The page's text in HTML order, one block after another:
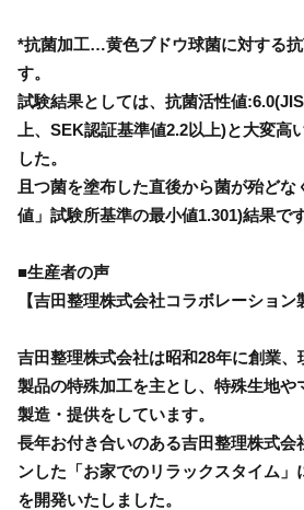
*抗菌加工…黄色ブドウ球菌に対する
す。
試験結果としては、抗菌活性値
上、SEK認証基準値2.2以上)と大変高
した。
且つ菌を塗布した直後から菌が殆ど
値」試験所基準の最小値1.301)結果です
■生産者の声
【吉田整理株式会社コラボレーション
吉田整理株式会社は昭和28年に創業
製品の特殊加工を主とし、特殊生地や
製造・提供をしています。
長年お付き合いのある吉田整理株式会
ンした「お家でのリラックスタイム」
を開発いたしました。